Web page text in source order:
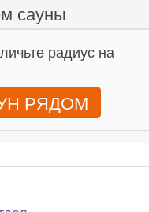
сауны
радиус на
РЯДОМ